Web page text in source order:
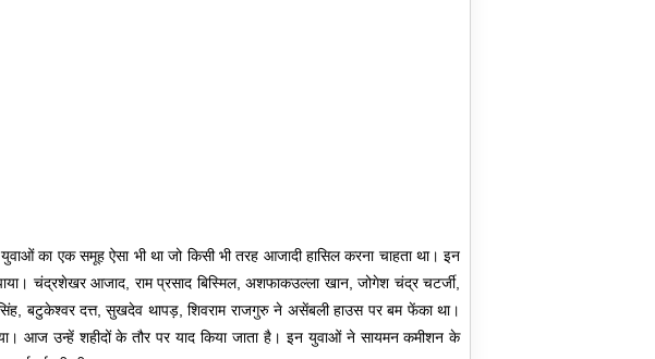
का एक समूह ऐसा भी था जो किसी भी तरह आजादी हासिल करना चाहता था। इन
चंद्रशेखर आजाद, राम प्रसाद बिस्मिल, अशफाकउल्ला खान, जोगेश चंद्र चटर्जी,
बटुकेश्वर दत्त, सुखदेव थापड़, शिवराम राजगुरु ने असेंबली हाउस पर बम फेंका था।
आज उन्हें शहीदों के तौर पर याद किया जाता है। इन युवाओं ने सायमन कमीशन के